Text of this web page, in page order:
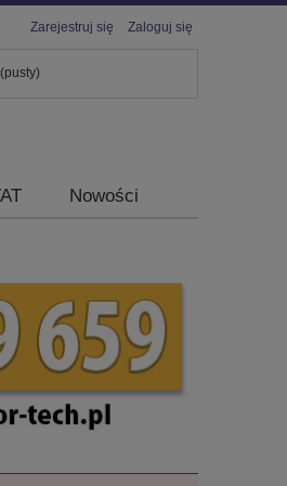
Zarejestruj się Zaloguj się
(pusty)
Nowości